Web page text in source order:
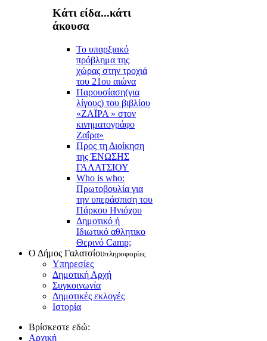
Κάτι είδα...κάτι
άκουσα
Το υπαρξιακό
πρόβλημα της
χώρας στην τροχιά
του 21ου αιώνα
Παρουσίαση(για
λίγους) του βιβλίου
«ΖΑΪΡΑ » στον
κινηματογράφο
Ζαΐρα»
Προς τη Διοίκηση
της ΈΝΩΣΗΣ
ΓΑΛΑΤΣΙΟΥ
Who is who:
Πρωτοβουλία για
την υπεράσπιση του
Πάρκου Ηνιόχου
Δημοτικό ή
Ιδιωτικό αθλητικο
Θερινό Camp;
Ο Δήμος Γαλατσίουπληροφορίες
Υπηρεσίες
Δημοτική Αρχή
Συγκοινωνία
Δημοτικές εκλογές
Ιστορία
Βρίσκεστε εδώ:
Αρχική